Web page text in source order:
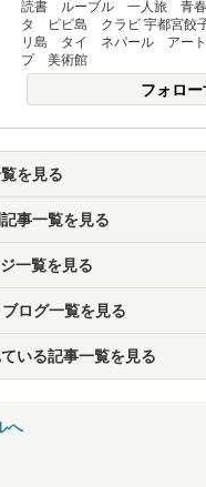
読書 ルーブル 一人旅 青
タ ピピ島 クラビ 宇都宮餃
リ島 タイ ネパール アート
プ 美術館
フォロ
を見る
事一覧を見る
一覧を見る
ログ一覧を見る
いる記事一覧を見る
へ